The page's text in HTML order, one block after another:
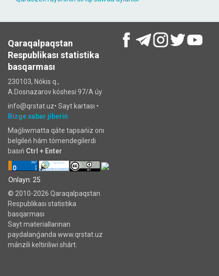
Qaraqalpaqstan
Respublikası statistika
basqarması
230103, Nókis q.,
A.Dosnazarov kóshesi 97/A úy
info@qrstat.uz• Sayt kartası •
Bizge xabar jiberiń
Maǵlıwmatta qáte tapsańiz onı
belgileń hám tómendegilerdi
basıń Ctrl + Enter
Onlayn: 25
© 2010-2026 Qaraqalpaqstan
Respublikası statistika
basqarması
Sayt materiallarınan
paydalanǵanda www.qrstat.uz
mánzili keltiriliwi shárt.